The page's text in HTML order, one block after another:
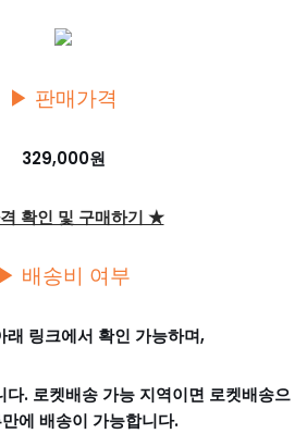
▶ 판매가격
329,000원
확인 및 구매하기 ★
▶ 배송비 여부
래 링크에서 확인 가능하며,
다. 로켓배송 가능 지역이면 로켓배송으
에 배송이 가능합니다.